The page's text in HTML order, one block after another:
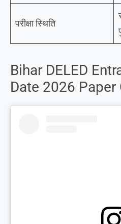
परीक्षा स्थिति
Bihar DELED
Date 2026 Paper